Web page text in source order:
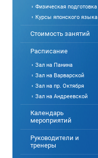
Физическая подготовка
Курсы японского языка
Стоимость занятий
Расписание
Зал на Панина
Зал на Варварской
Зал на пр. Октября
Зал на Андреевской
Календарь
мероприятий
Руководители и
тренеры